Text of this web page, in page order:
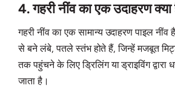
4. गहरी नींव का एक उदाहरण
गहरी नींव का एक सामान्य उदाहरण पाइल
से बने लंबे, पतले स्तंभ होते हैं, जिन्हें मजबूत
तक पहुंचने के लिए ड्रिलिंग या ड्राइविंग द्वारा
जाता है।